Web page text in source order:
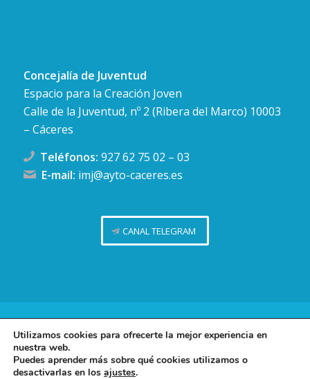
Concejalía de Juventud
Espacio para la Creación Joven
Calle de la Juventud, nº 2 (Ribera del Marco) 10003
– Cáceres
Teléfonos: 927 62 75 02 – 03
E-mail: imj@ayto-caceres.es
CANAL TELEGRAM
Concejalía de Juventud (Ayuntamiento de Cáceres)
Facebook
TwitterTelegram
Política de privacidad
Política de cookies
Utilizamos cookies para ofrecerte la mejor experiencia en
nuestra web.
Puedes aprender más sobre qué cookies utilizamos o
desactivarlas en los ajustes.